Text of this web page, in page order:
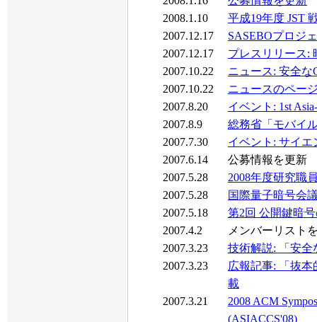
2008.1.10
平成19年度 JST
2007.12.17
SASEBOプロジ
2007.12.17
プレスリリース:
2007.10.22
ニュース: 安全
2007.10.22
ニュースのペー
2007.8.20
イベント: 1st
2007.8.9
総務省「モバイ
2007.7.30
イベント: サイ
2007.6.14
公募情報を更新
2007.5.28
2008年度研究職
2007.5.28
国際量子暗号会
2007.5.18
第2回 公開鍵暗
2007.4.2
メンバーリスト
2007.3.23
技術解説: 「安全
2007.3.23
広報記事: 「抜
載
2007.3.21
2008 ACM
(ASIACCS'08)